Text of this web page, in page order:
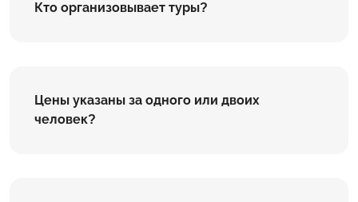
Кто организовывает туры?
Цены указаны за одного или двоих
человек?